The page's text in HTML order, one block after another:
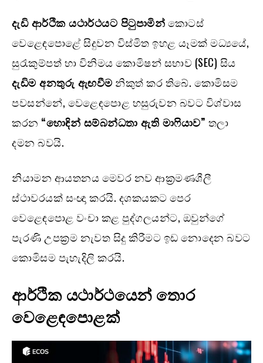
දැඩි ආර්ථික යථාර්ථයට පිටුපාමින්කොටස්
වෙළෙඳපොළේ සිදුවන විස්මිත ඉහළ යෑමක් මධ්‍යයේ,
සුරැකුම්පත් හා විනිමය කොමිෂන් සභාව (SEC) සිය
දැඩිම අනතුරු ඇඟවීමනිකුත් කර තිබේ. කොමිසම
පවසන්නේ, වෙළෙඳපොළ හසුරුවන බවට විශ්වාස
කරන “හොඳින් සම්බන්ධතා ඇති මාෆියාව” තලා
දමන බවයි.
නියාමන ආයතනය මෙවර නව ආක්‍රමණශීලී
ස්ථාවරයක් සංඥා කරයි. දශකයකට පෙර
වෙළෙඳපොළ වංචා කළ පුද්ගලයන්ට, ඔවුන්ගේ
පැරණි උපක්‍රම නැවත සිදු කිරීමට ඉඩ නොදෙන බවට
කොමිසම පැහැදිලි කරයි.
ආර්ථික යථාර්ථයෙන් තොර
වෙළෙඳපොළක්